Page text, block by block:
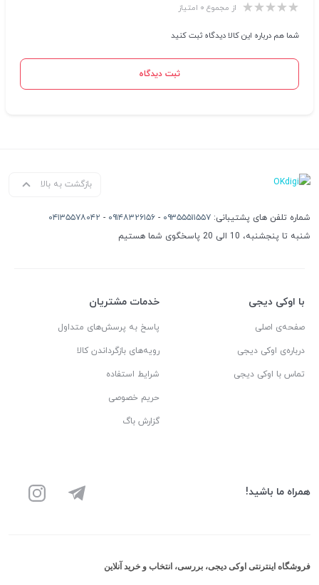
از مجموع ۰ امتیاز
شما هم درباره این کالا دیدگاه ثبت کنید
ثبت دیدگاه
بازگشت به بالا
شماره تلفن های پشتیبانی: ۰۹۳۵۵۵۱۱۵۵۷ - ۰۹۱۴۸۳۲۶۱۵۶ - ۰۴۱۳۵۵۷۸۰۴۲
شنبه تا پنجشنبه، 10 الی 20 پاسخگوی شما هستیم
با اوکی دیجی
صفحه‌ی اصلی
درباره‌ی اوکی دیجی
تماس با اوکی دیجی
خدمات مشتریان
پاسخ به پرسش‌های متداول
رویه‌های بازگرداندن کالا
شرایط استفاده
حریم خصوصی
گزارش باگ
همراه ما باشید!
فروشگاه اینترنتی اوکی دیجی، بررسی، انتخاب و خرید آنلاین